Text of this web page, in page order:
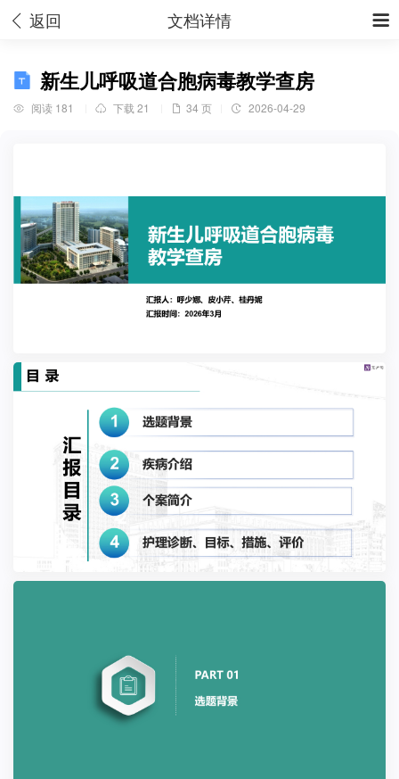
 返回 
文档详情
新生儿呼吸道合胞病毒教学查房
 阅读 181  下载 21  34 页  2026-04-29